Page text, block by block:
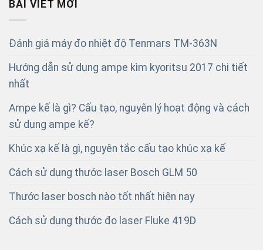
BÀI VIẾT MỚI
Đánh giá máy đo nhiệt độ Tenmars TM-363N
Hướng dẫn sử dụng ampe kìm kyoritsu 2017 chi tiết
nhất
Ampe kế là gì? Cấu tạo, nguyên lý hoạt động và cách
sử dụng ampe kế?
Khúc xạ kế là gì, nguyên tắc cấu tạo khúc xạ kế
Cách sử dụng thước laser Bosch GLM 50
Thước laser bosch nào tốt nhất hiện nay
Cách sử dụng thước đo laser Fluke 419D